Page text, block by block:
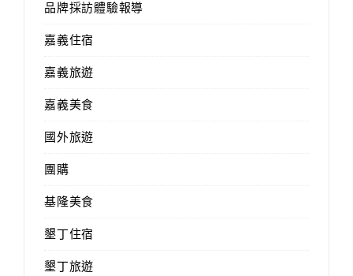
品牌採訪體驗報導
嘉義住宿
嘉義旅遊
嘉義美食
國外旅遊
團購
基隆美食
墾丁住宿
墾丁旅遊